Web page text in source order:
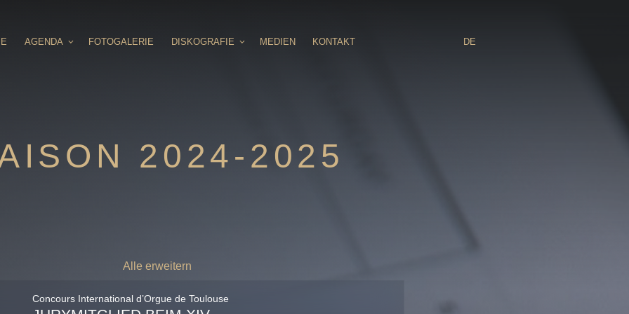
AGENDA FOTOGALERIE DISKOGRAFIE MEDIEN KONTAKT DE
2024-2025
Alle erweitern
Concours International d’Orgue de Toulouse